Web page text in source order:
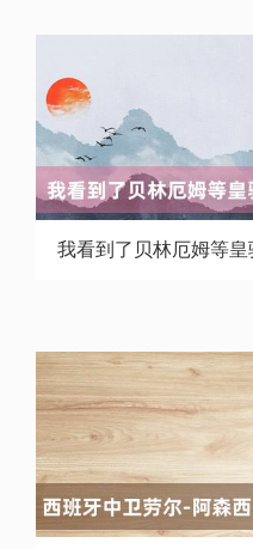
我看到了贝林厄姆等